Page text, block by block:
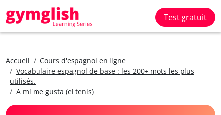
Test gratuit
Accueil
Cours d'espagnol en ligne
Vocabulaire espagnol de base : les 200+ mots les plus
utilisés.
A mí me gusta (el tenis)